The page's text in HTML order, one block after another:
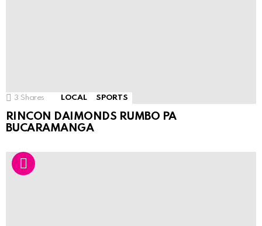
3 Shares LOCAL SPORTS
RINCON DAIMONDS RUMBO PA
BUCARAMANGA